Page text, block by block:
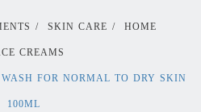
HOME
/
SKIN CARE
/
CREAMS
FOR NORMAL TO DRY SKIN
100ML